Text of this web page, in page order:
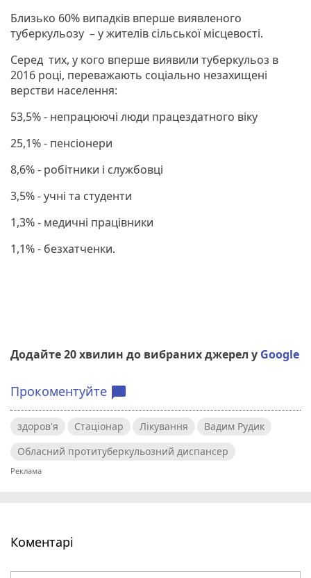
Близько 60% випадків вперше виявленого
туберкульозу – у жителів сільської місцевості.
Серед тих, у кого вперше виявили туберкульоз в
2016 році, переважають соціально незахищені
верстви населення:
53,5% - непрацюючі люди працездатного віку
25,1% - пенсіонери
8,6% - робітники і службовці
3,5% - учні та студенти
1,3% - медичні працівники
1,1% - безхатченки.
Додайте 20 хвилин до вибраних джерел у Google
Прокоментуйте chat_bubble
здоров'я Стаціонар Лікування
Вадим Рудик
Обласний протитуберкульозний диспансер
Коментарі